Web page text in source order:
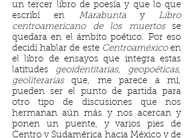
un tercer libro de poesía y que lo que
escribí en Marabuntay Libro
centroamericano de los muertosse
quedara en el ámbito poético. Por eso
decidí hablar de este Centroaméxicoen
el libro de ensayos que integra estas
latitudes geoidentitarias, geopoéticas,
geoliterariasque, me parece a mí,
pueden ser el punto de partida para
otro tipo de discusiones que nos
hermanan aún más y nos acercan y
ponen un puente, y varios pies de
Centro y Sudamérica hacia México y de